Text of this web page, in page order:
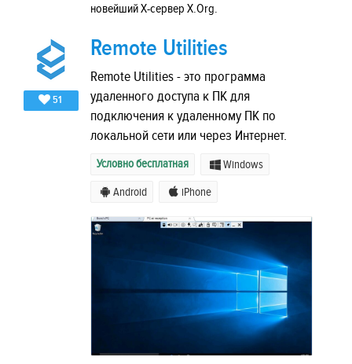
новейший X-сервер X.Org.
51
Remote Utilities
Remote Utilities - это программа
удаленного доступа к ПК для
подключения к удаленному ПК по
локальной сети или через Интернет.
Условно бесплатная Windows
Android iPhone